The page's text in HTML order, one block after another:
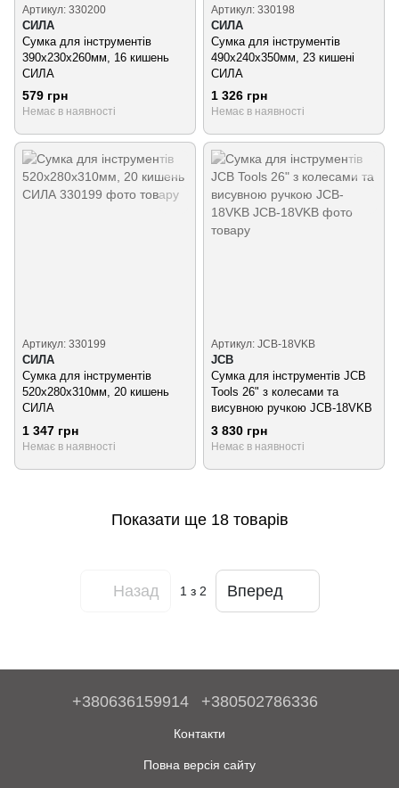
Артикул: 330200
СИЛА
Сумка для інструментів
390х230х260мм, 16 кишень
СИЛА
579 грн
Немає в наявності
Артикул: 330198
СИЛА
Сумка для інструментів
490х240х350мм, 23 кишені
СИЛА
1 326 грн
Немає в наявності
Артикул: 330199
СИЛА
Сумка для інструментів
520х280х310мм, 20 кишень
СИЛА
1 347 грн
Немає в наявності
Артикул: JCB-18VKB
JCB
Сумка для інструментів JCB
Tools 26" з колесами та
висувною ручкою JCB-18VKB
3 830 грн
Немає в наявності
Показати ще 18 товарів
Назад 1 з 2 Вперед
+380636159914 +380502786336
Контакти
Повна версія сайту